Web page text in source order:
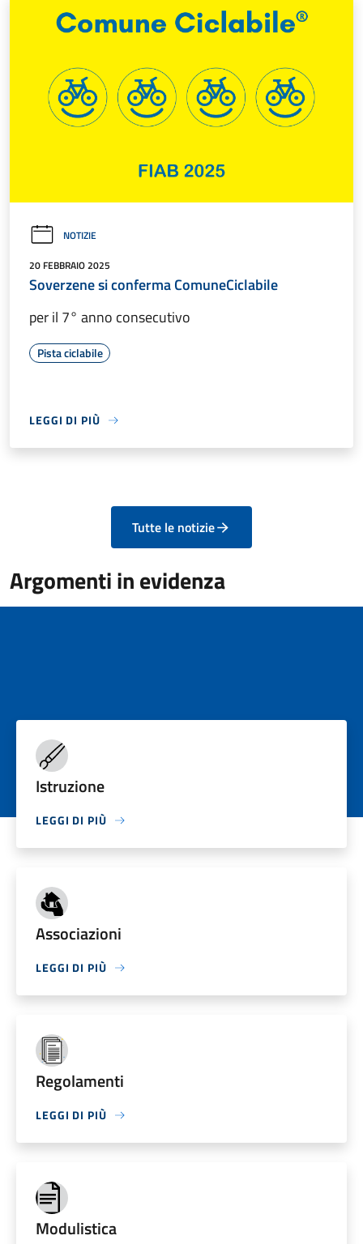
NOTIZIE
20 FEBBRAIO 2025
Soverzene si conferma ComuneCiclabile
per il 7° anno consecutivo
Pista ciclabile
LEGGI DI PIÙ
Tutte le notizie
Argomenti in evidenza
Istruzione
LEGGI DI PIÙ
Associazioni
LEGGI DI PIÙ
Regolamenti
LEGGI DI PIÙ
Modulistica